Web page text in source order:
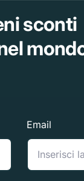
sconti
Email